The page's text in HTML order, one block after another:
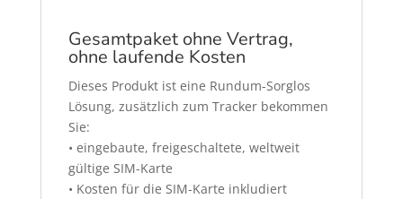
Gesamtpaket ohne Vertrag,
ohne laufende Kosten
Dieses Produkt ist eine Rundum-Sorglos
Lösung, zusätzlich zum Tracker bekommen
Sie:
• eingebaute, freigeschaltete, weltweit
gültige SIM-Karte
• Kosten für die SIM-Karte inkludiert